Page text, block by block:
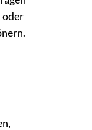
oder